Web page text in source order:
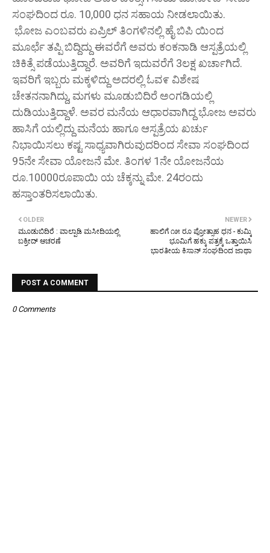
ಸಂಘದಿಂದ ರೂ. 10,000 ಧನ ಸಹಾಯ ನೀಡಲಾಯಿತು.
ಭೋಜ ಎಂಬವರು ಏಪ್ರಿಲ್ ತಿಂಗಳಿನಲ್ಲಿ ಹೈ ಬಿಪಿ ಯಿಂದ
ಮೂರ್ಛೆ ತಪ್ಪಿ ಬಿದ್ದಿದ್ದು ಈವರೆಗೆ ಅವರು ಕಂಕನಾಡಿ ಆಸ್ಪತ್ರೆಯಲ್ಲಿ
ಚಿಕಿತ್ಸೆ ಪಡೆಯುತ್ತಿದ್ದಾರೆ. ಅವರಿಗೆ ಇದುವರೆಗೆ 3ಲಕ್ಷ ಖರ್ಚಾಗಿದೆ.
ಇವರಿಗೆ ಇಬ್ಬರು ಮಕ್ಕಳಿದ್ದು ಅದರಲ್ಲಿ ಓವ೯ ವಿಶೇಷ
ಚೇತನನಾಗಿದ್ದು, ಮಗಳು ಮೂಡುಬಿದಿರೆ ಅಂಗಡಿಯಲ್ಲಿ
ದುಡಿಯುತ್ತಿದ್ದಾಳೆ. ಅವರ ಮನೆಯ ಆಧಾರವಾಗಿದ್ದ ಭೋಜ ಅವರು
ಹಾಸಿಗೆ ಯಲ್ಲಿದ್ದು ಮನೆಯ ಹಾಗೂ ಆಸ್ಪತ್ರೆಯ ಖರ್ಚು
ನಿಭಾಯಿಸಲು ಕಷ್ಟ ಸಾಧ್ಯವಾಗಿರುವುದರಿಂದ ಸೇವಾ ಸಂಘದಿಂದ
95ನೇ ಸೇವಾ ಯೋಜನೆ ಮೇ. ತಿಂಗಳ 1ನೇ ಯೋಜನೆಯ
ರೂ.10000ರೂಪಾಯಿ ಯ ಚೆಕ್ಕನ್ನು ಮೇ. 24ರಂದು
ಹಸ್ತಾಂತರಿಸಲಾಯಿತು.
NEWER
ಹಾಲಿಗೆ ೧೫ ರೂ ಪ್ರೋತ್ಸಾಹ ಧನ - ಕುಮ್ಕಿ
ಭೂಮಿಗೆ ಹಕ್ಕು ಪತ್ರಕ್ಕೆ ಒತ್ತಾಯಿಸಿ
ಭಾರತೀಯ ಕಿಸಾನ್ ಸಂಘದಿಂದ ಜಾಥಾ
OLDER
ಮೂಡುಬಿದಿರೆ : ವಾಲ್ಪಾಡಿ ಮಸೀದಿಯಲ್ಲಿ
ಬಕ್ರೀದ್ ಆಚರಣೆ
POST A COMMENT
0 Comments